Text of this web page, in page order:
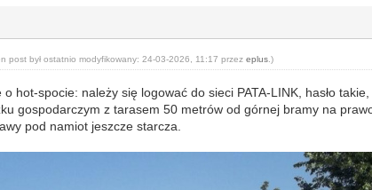
post był ostatnio modyfikowany: 24-03-2026, 11:17 przezeplus .)
o hot-spocie: należy się logować do sieci PATA-LINK, hasło
gospodarczym z tarasem 50 metrów od górnej bramy na
pod namiot jeszcze starcza.